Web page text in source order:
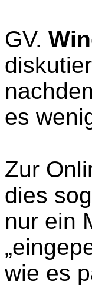
GV.
es
Zur
dies
nur ein
wie es